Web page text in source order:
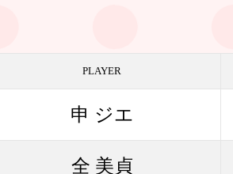
PLAYER
申 ジエ
全 美貞